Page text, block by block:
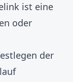
ist eine
oder
der